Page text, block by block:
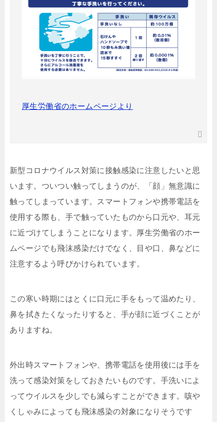
厚生労働省のホームページより
新型コロナウイルス対策に接触感染に注意したいと思
います。ついつい触ってしまうのが、「顔」無意識に
触ってしまっています。スマートフォンや携帯電話を
使用する際も、手で触っていたものから口元や、耳元
に近づけてしまうことになります。厚生労働省のホー
ムページでも飛沫感染だけでなく、目や口、鼻などに
注意するよう呼びかけられています。
この寒い時期にはとくに口元に手をもって温めたり、
鼻を拭きたくなったりすると、手が顔に近づくことが
ありますね。
外出時スマートフォンや、携帯電話を使用後には手を
洗って感染対策をしておきたいものです。手洗いによ
ってウイルスを少しでも減らすことができます。咳や
くしゃみによっても飛沫感染の対象になりそうです